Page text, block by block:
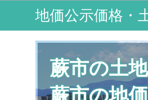
地価公示価格・
蕨市の土
蕨市の地